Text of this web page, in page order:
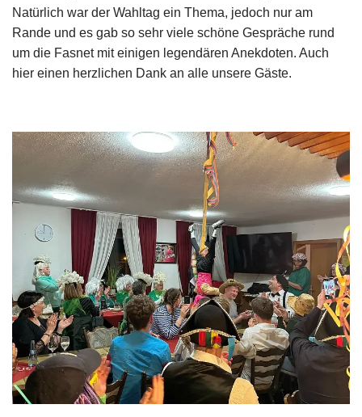
Natürlich war der Wahltag ein Thema, jedoch nur am
Rande und es gab so sehr viele schöne Gespräche rund
um die Fasnet mit einigen legendären Anekdoten. Auch
hier einen herzlichen Dank an alle unsere Gäste.